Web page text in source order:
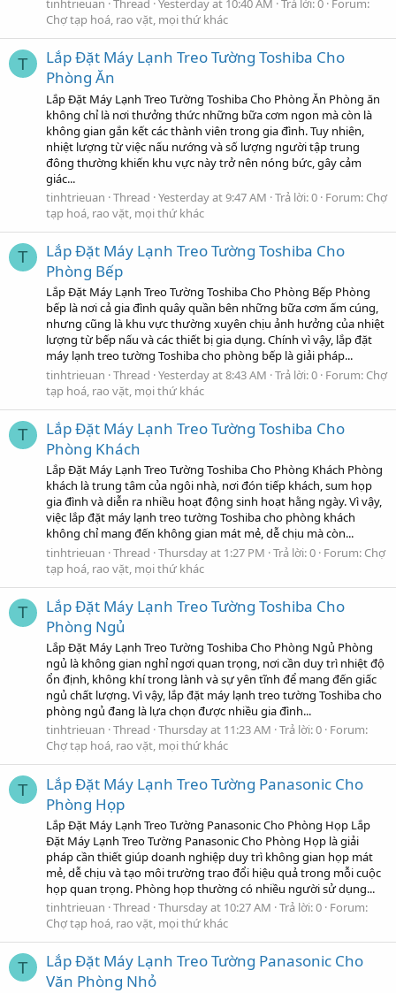
tinhtrieuan Thread Yesterday at 10:40 AM Trả lời: 0
Forum:
Chợ tạp hoá, rao vặt, mọi thứ khác
T
Lắp Đặt Máy Lạnh Treo Tường Toshiba Cho
Phòng Ăn
Lắp Đặt Máy Lạnh Treo Tường Toshiba Cho Phòng Ăn Phòng ăn
không chỉ là nơi thưởng thức những bữa cơm ngon mà còn là
không gian gắn kết các thành viên trong gia đình. Tuy nhiên,
nhiệt lượng từ việc nấu nướng và số lượng người tập trung
đông thường khiến khu vực này trở nên nóng bức, gây cảm
giác...
tinhtrieuan Thread Yesterday at 9:47 AM Trả lời: 0 Forum: Chợ
tạp hoá, rao vặt, mọi thứ khác
T
Lắp Đặt Máy Lạnh Treo Tường Toshiba Cho
Phòng Bếp
Lắp Đặt Máy Lạnh Treo Tường Toshiba Cho Phòng Bếp Phòng
bếp là nơi cả gia đình quây quần bên những bữa cơm ấm cúng,
nhưng cũng là khu vực thường xuyên chịu ảnh hưởng của nhiệt
lượng từ bếp nấu và các thiết bị gia dụng. Chính vì vậy, lắp đặt
máy lạnh treo tường Toshiba cho phòng bếp là giải pháp...
tinhtrieuan Thread Yesterday at 8:43 AM Trả lời: 0 Forum: Chợ
tạp hoá, rao vặt, mọi thứ khác
T
Lắp Đặt Máy Lạnh Treo Tường Toshiba Cho
Phòng Khách
Lắp Đặt Máy Lạnh Treo Tường Toshiba Cho Phòng Khách Phòng
khách là trung tâm của ngôi nhà, nơi đón tiếp khách, sum họp
gia đình và diễn ra nhiều hoạt động sinh hoạt hằng ngày. Vì vậy,
việc lắp đặt máy lạnh treo tường Toshiba cho phòng khách
không chỉ mang đến không gian mát mẻ, dễ chịu mà còn...
tinhtrieuan Thread Thursday at 1:27 PM Trả lời: 0 Forum: Chợ
tạp hoá, rao vặt, mọi thứ khác
T
Lắp Đặt Máy Lạnh Treo Tường Toshiba Cho
Phòng Ngủ
Lắp Đặt Máy Lạnh Treo Tường Toshiba Cho Phòng Ngủ Phòng
ngủ là không gian nghỉ ngơi quan trọng, nơi cần duy trì nhiệt độ
ổn định, không khí trong lành và sự yên tĩnh để mang đến giấc
ngủ chất lượng. Vì vậy, lắp đặt máy lạnh treo tường Toshiba cho
phòng ngủ đang là lựa chọn được nhiều gia đình...
tinhtrieuan Thread Thursday at 11:23 AM Trả lời: 0 Forum:
Chợ tạp hoá, rao vặt, mọi thứ khác
T
Lắp Đặt Máy Lạnh Treo Tường Panasonic Cho
Phòng Họp
Lắp Đặt Máy Lạnh Treo Tường Panasonic Cho Phòng Họp Lắp
Đặt Máy Lạnh Treo Tường Panasonic Cho Phòng Họp là giải
pháp cần thiết giúp doanh nghiệp duy trì không gian họp mát
mẻ, dễ chịu và tạo môi trường trao đổi hiệu quả trong mỗi cuộc
họp quan trọng. Phòng họp thường có nhiều người sử dụng...
tinhtrieuan Thread Thursday at 10:27 AM Trả lời: 0 Forum:
Chợ tạp hoá, rao vặt, mọi thứ khác
T
Lắp Đặt Máy Lạnh Treo Tường Panasonic Cho
Văn Phòng Nhỏ